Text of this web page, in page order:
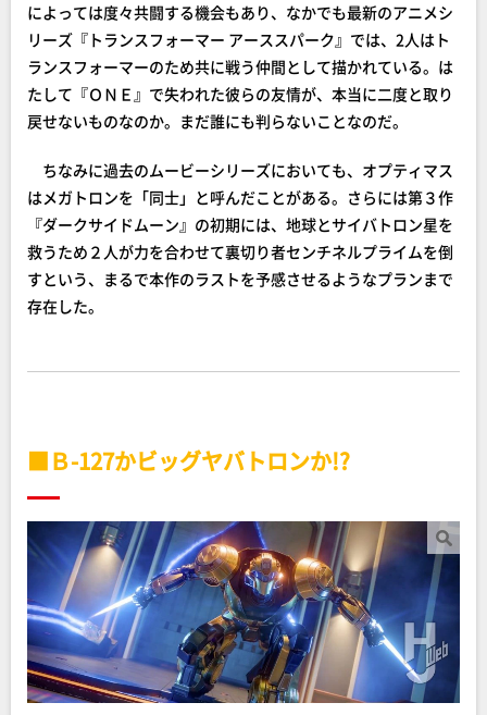
によっては度々共闘する機会もあり、なかでも最新のアニメシ
リーズ『トランスフォーマー アーススパーク』では、2人はト
ランスフォーマーのため共に戦う仲間として描かれている。は
たして『ＯＮＥ』で失われた彼らの友情が、本当に二度と取り
戻せないものなのか。まだ誰にも判らないことなのだ。
ちなみに過去のムービーシリーズにおいても、オプティマス
はメガトロンを「同士」と呼んだことがある。さらには第３作
『ダークサイドムーン』の初期には、地球とサイバトロン星を
救うため２人が力を合わせて裏切り者センチネルプライムを倒
すという、まるで本作のラストを予感させるようなプランまで
存在した。
■Ｂ-127かビッグヤバトロンか!?